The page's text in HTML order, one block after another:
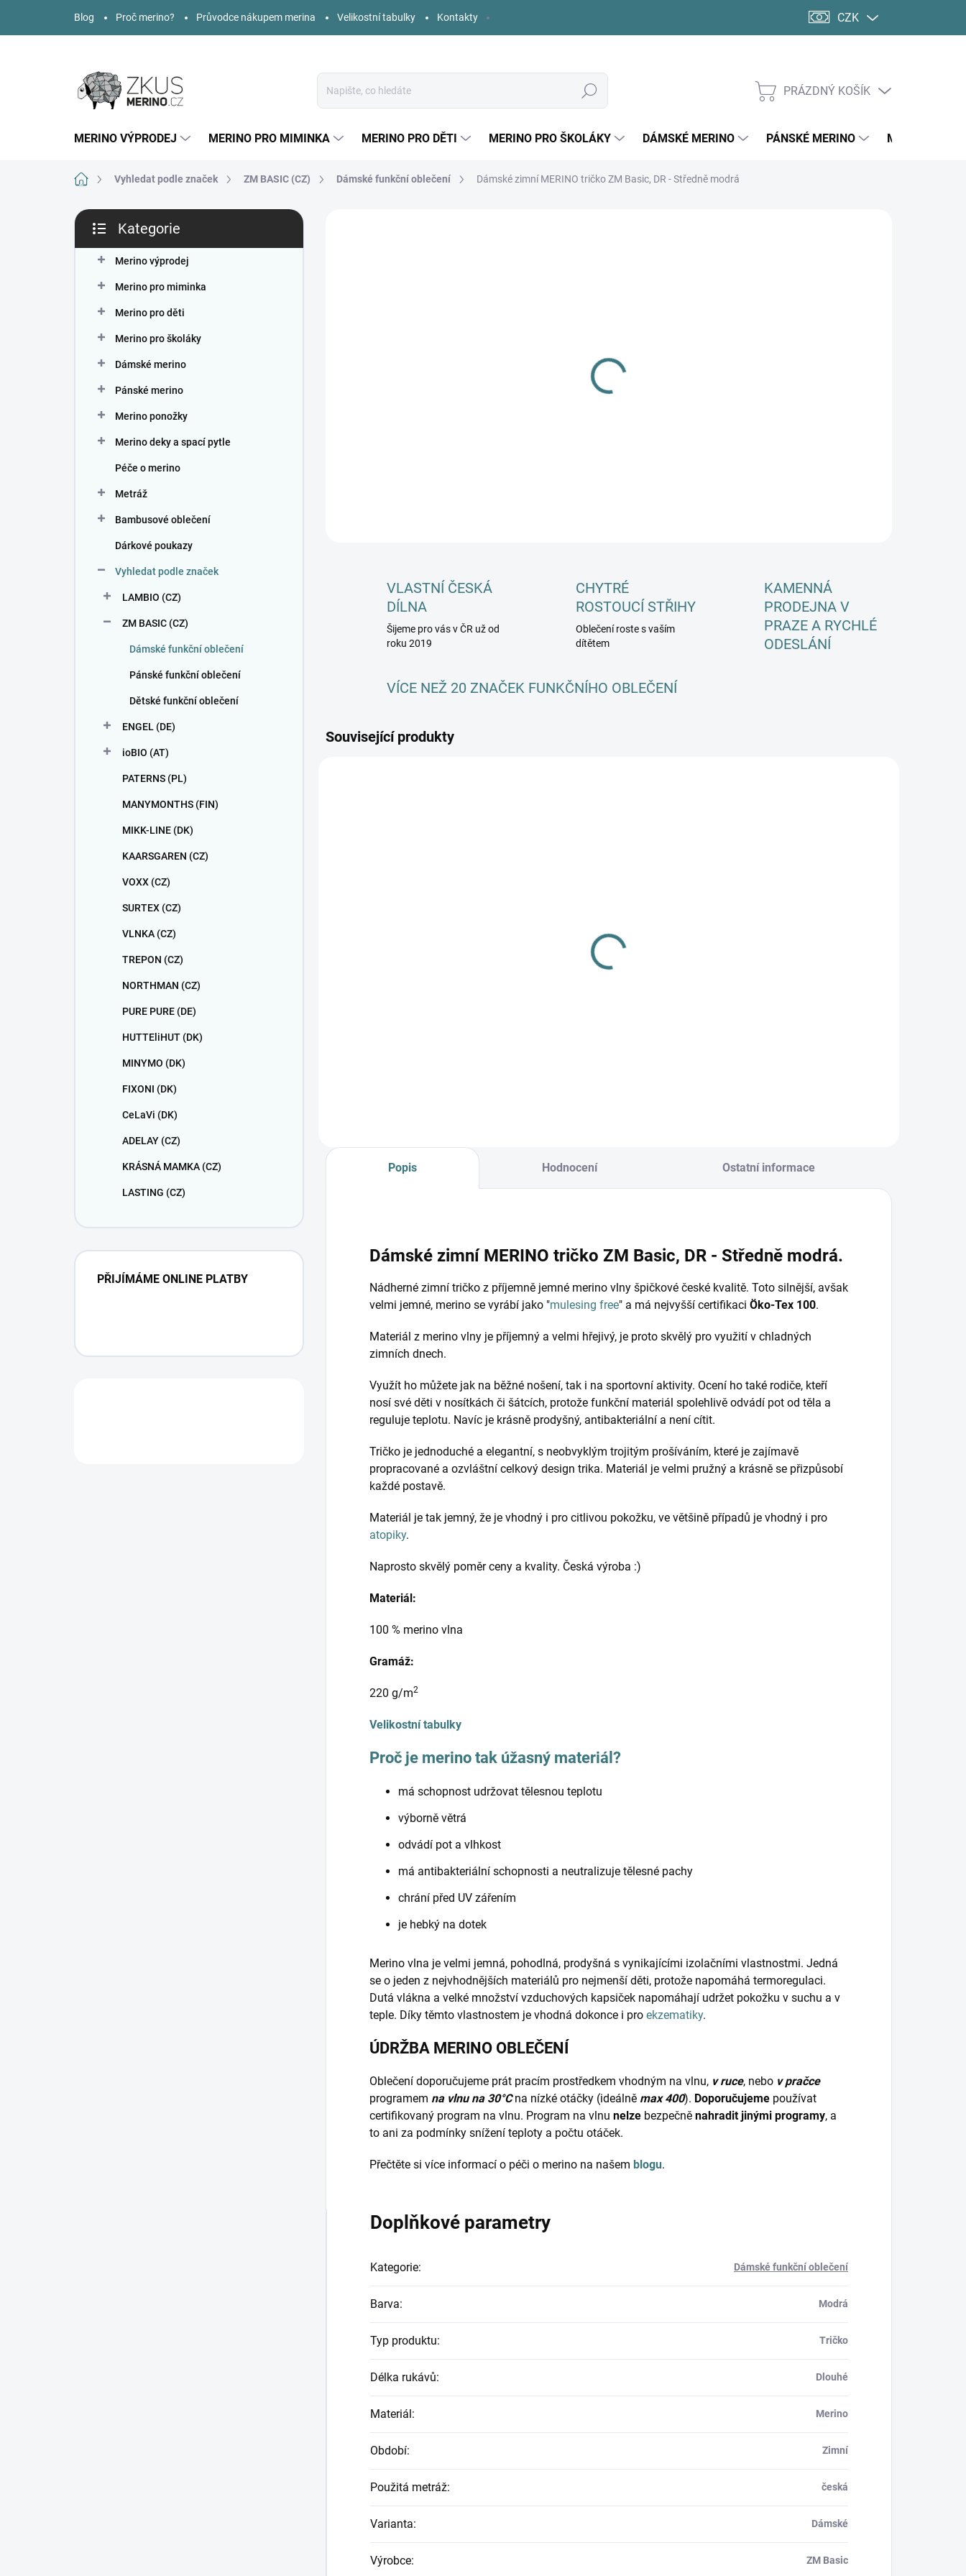
obsah
Blog Proč merino? Průvodce nákupem merina Velikostní tabulky Kontakty CZK
Hledat
NÁKUPNÍ
PRÁZDNÝ KOŠÍK
MERINO VÝPRODEJ MERINO PRO MIMINKA MERINO PRO DĚTI MERINO PRO ŠKOLÁKY DÁMSKÉ MERINO PÁNSKÉ MERINO MERINO
Domů Vyhledat podle značek ZM BASIC (CZ) Dámské funkční oblečení Dámské zimní MERINO tričko ZM Basic, DR - Středně modrá
P
s
kategorie
Kategorie
Merino výprodej
Merino pro miminka
Merino pro děti
Merino pro školáky
Dámské merino
Pánské merino
Merino ponožky
Merino deky a spací pytle
Péče o merino
Metráž
Bambusové oblečení
Dárkové poukazy
Vyhledat podle značek
LAMBIO (CZ)
ZM BASIC (CZ)
Dámské funkční oblečení
Pánské funkční oblečení
Dětské funkční oblečení
ENGEL (DE)
ioBIO (AT)
PATERNS (PL)
MANYMONTHS (FIN)
MIKK-LINE (DK)
KAARSGAREN (CZ)
VOXX (CZ)
SURTEX (CZ)
VLNKA (CZ)
TREPON (CZ)
NORTHMAN (CZ)
PURE PURE (DE)
HUTTEliHUT (DK)
MINYMO (DK)
FIXONI (DK)
CeLaVi (DK)
ADELAY (CZ)
KRÁSNÁ MAMKA (CZ)
LASTING (CZ)
PŘIJÍMÁME ONLINE PLATBY
VLASTNÍ ČESKÁ
DÍLNA
Šijeme pro vás v ČR už od
roku 2019
CHYTRÉ
ROSTOUCÍ STŘIHY
Oblečení roste s vaším
dítětem
KAMENNÁ
PRODEJNA V
PRAZE A RYCHLÉ
ODESLÁNÍ
VÍCE NEŽ 20 ZNAČEK FUNKČNÍHO OBLEČENÍ
Související produkty
Neobsahuje
Popis Hodnocení Ostatní informace
Dámské zimní MERINO tričko ZM Basic, DR - Středně modrá.
Nádherné zimní tričko z příjemně jemné merino vlny špičkové české kvalitě. Toto silnější, avšak
velmi jemné, merino se vyrábí jako "mulesing free" a má nejvyšší certifikaci Öko-Tex 100.
Materiál z merino vlny je příjemný a velmi hřejivý, je proto skvělý pro využití v chladných
zimních dnech.
Využít ho můžete jak na běžné nošení, tak i na sportovní aktivity. Ocení ho také rodiče, kteří
nosí své děti v nosítkách či šátcích, protože funkční materiál spolehlivě odvádí pot od těla a
reguluje teplotu. Navíc je krásně prodyšný, antibakteriální a není cítit.
Tričko je jednoduché a elegantní, s neobvyklým trojitým prošíváním, které je zajímavě
propracované a ozvláštní celkový design trika. Materiál je velmi pružný a krásně se přizpůsobí
každé postavě.
Materiál je tak jemný, že je vhodný i pro citlivou pokožku, ve většině případů je vhodný i pro
atopiky.
Naprosto skvělý poměr ceny a kvality. Česká výroba :)
Materiál:
100 % merino vlna
Gramáž:
220 g/m2
Velikostní tabulky
Proč je merino tak úžasný materiál?
má schopnost udržovat tělesnou teplotu
výborně větrá
odvádí pot a vlhkost
má antibakteriální schopnosti a neutralizuje tělesné pachy
chrání před UV zářením
je hebký na dotek
Merino vlna je velmi jemná, pohodlná, prodyšná s vynikajícími izolačními vlastnostmi. Jedná
se o jeden z nejvhodnějších materiálů pro nejmenší děti, protože napomáhá termoregulaci.
Dutá vlákna a velké množství vzduchových kapsiček napomáhají udržet pokožku v suchu a v
teple. Díky těmto vlastnostem je vhodná dokonce i pro ekzematiky.
ÚDRŽBA MERINO OBLEČENÍ
Oblečení doporučujeme prát pracím prostředkem vhodným na vlnu, v ruce, nebo v pračce
programem na vlnu na 30°Cna nízké otáčky (ideálně max 400). Doporučujeme používat
certifikovaný program na vlnu. Program na vlnu nelze bezpečně nahradit jinými programy, a
to ani za podmínky snížení teploty a počtu otáček.
Přečtěte si více informací o péči o merino na našem blogu.
Doplňkové parametry
Kategorie: Dámské funkční oblečení
Barva: Modrá
Typ produktu: Tričko
Délka rukávů: Dlouhé
Materiál: Merino
Období: Zimní
Použitá metráž: česká
Varianta: Dámské
Výrobce: ZM Basic